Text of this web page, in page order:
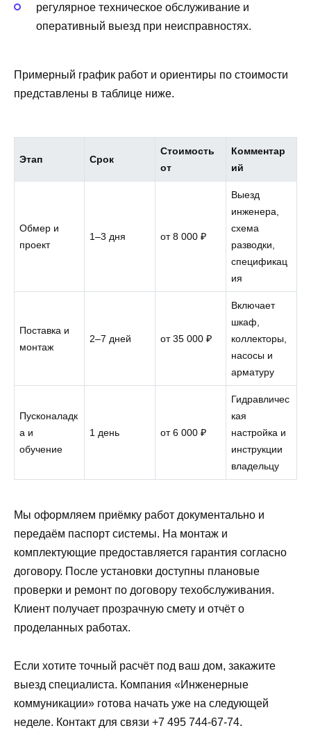
регулярное техническое обслуживание и
оперативный выезд при неисправностях.
Примерный график работ и ориентиры по стоимости
представлены в таблице ниже.
Этап Срок
Стоимость
от
Комментар
ий
Обмер и
проект
1–3 дня от 8 000 ₽
Выезд
инженера,
схема
разводки,
спецификац
ия
Поставка и
монтаж
2–7 дней от 35 000 ₽
Включает
шкаф,
коллекторы,
насосы и
арматуру
Пусконаладк
а и
обучение
1 день от 6 000 ₽
Гидравличес
кая
настройка и
инструкции
владельцу
Мы оформляем приёмку работ документально и
передаём паспорт системы. На монтаж и
комплектующие предоставляется гарантия согласно
договору. После установки доступны плановые
проверки и ремонт по договору техобслуживания.
Клиент получает прозрачную смету и отчёт о
проделанных работах.
Если хотите точный расчёт под ваш дом, закажите
выезд специалиста. Компания «Инженерные
коммуникации» готова начать уже на следующей
неделе. Контакт для связи +7 495 744-67-74.